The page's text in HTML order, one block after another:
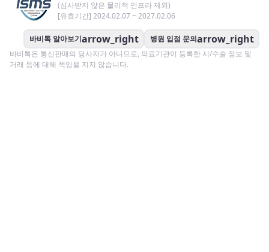
(심사받지 않은 물리적 인프라 제외)
[유효기간] 2024.02.07 ~ 2027.02.06
바비톡 알아보기arrow_right 병원 입점 문의arrow_right
바비톡은 통신판매의 당사자가 아니므로, 의료기관이 등록한 시/수술 정보 및
거래 등에 대해 책임을 지지 않습니다.